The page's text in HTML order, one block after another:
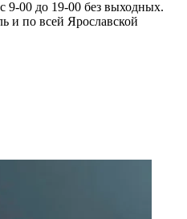
9-00 до 19-00 без выходных.
и по всей Ярославской